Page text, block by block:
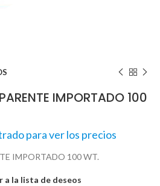
IMPORTADO 100
para ver los precios
IMPORTADO 100 WT.
a la lista de deseos